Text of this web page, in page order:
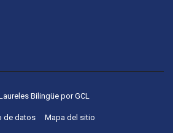
Bilingüe porGCL
de datos Mapa del sitio